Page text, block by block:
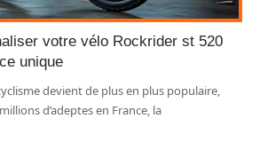
votre vélo Rockrider st 520
unique
devient de plus en plus populaire,
d’adeptes en France, la